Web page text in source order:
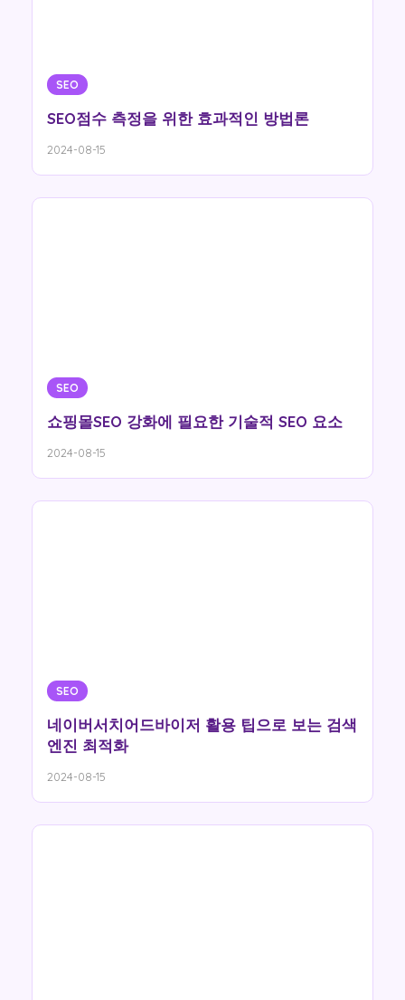
SEO
SEO점수 측정을 위한 효과적인 방법론
2024-08-15
SEO
쇼핑몰SEO 강화에 필요한 기술적 SEO 요소
2024-08-15
SEO
네이버서치어드바이저 활용 팁으로 보는 검색
엔진 최적화
2024-08-15